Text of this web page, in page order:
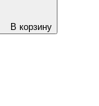
В корзину